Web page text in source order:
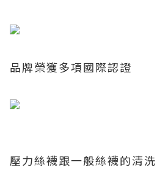
品牌榮獲多項國際認證
壓力絲襪跟一般絲襪的清